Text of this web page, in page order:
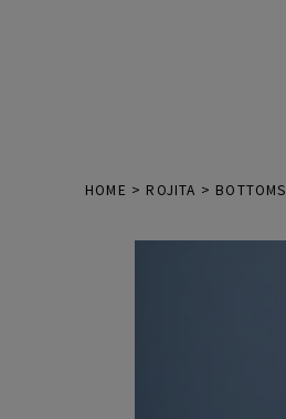
HOME ROJITA BOTTOMS